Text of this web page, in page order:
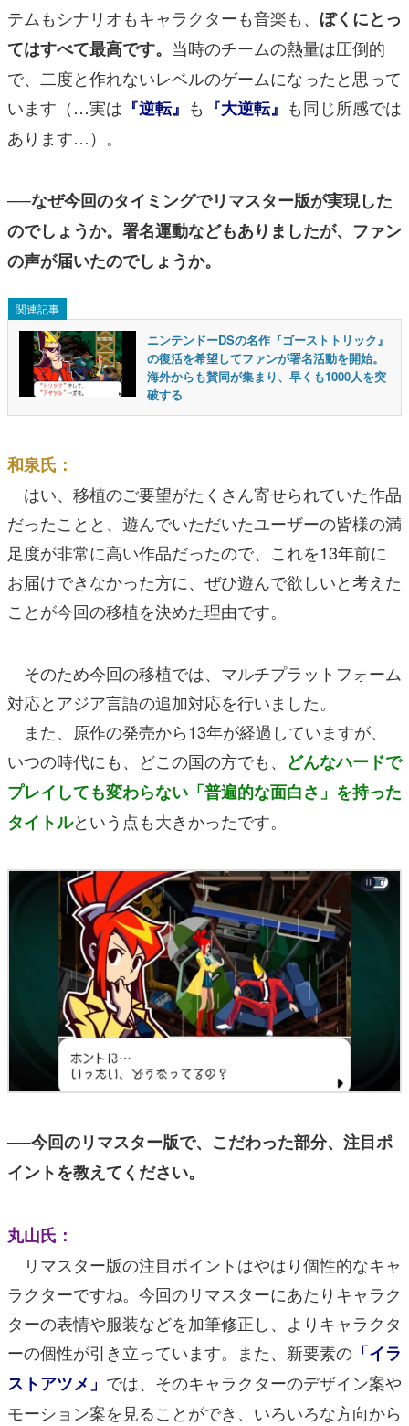
テムもシナリオもキャラクターも音楽も、 ぼくにとっ
てはすべて最高です。 当時のチームの熱量は圧倒的
で、二度と作れないレベルのゲームになったと思って
います（…実は 『逆転』 も 『大逆転』 も同じ所感では
あります…）。
──なぜ今回のタイミングでリマスター版が実現した
のでしょうか。署名運動などもありましたが、ファン
の声が届いたのでしょうか。
関連記事
ニンテンドーDSの名作『ゴーストトリック』
の復活を希望してファンが署名活動を開始。
海外からも賛同が集まり、早くも1000人を突
破する
和泉氏：
はい、移植のご要望がたくさん寄せられていた作品
だったことと、遊んでいただいたユーザーの皆様の満
足度が非常に高い作品だったので、これを13年前に
お届けできなかった方に、ぜひ遊んで欲しいと考えた
ことが今回の移植を決めた理由です。
そのため今回の移植では、マルチプラットフォーム
対応とアジア言語の追加対応を行いました。
また、原作の発売から13年が経過していますが、
いつの時代にも、どこの国の方でも、 どんなハードで
プレイしても変わらない「普遍的な面白さ」を持った
タイトルという点も大きかったです。
──今回のリマスター版で、こだわった部分、注目ポ
イントを教えてください。
丸山氏：
リマスター版の注目ポイントはやはり個性的なキャ
ラクターですね。今回のリマスターにあたりキャラク
ターの表情や服装などを加筆修正し、よりキャラクタ
ーの個性が引き立っています。また、新要素の 「イラ
ストアツメ」 では、そのキャラクターのデザイン案や
モーション案を見ることができ、いろいろな方向から